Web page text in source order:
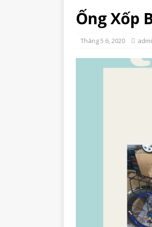
Ống Xốp
Tháng 5 6, 2020